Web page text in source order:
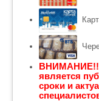
ВНИМАНИЕ!!!
является
сроки и